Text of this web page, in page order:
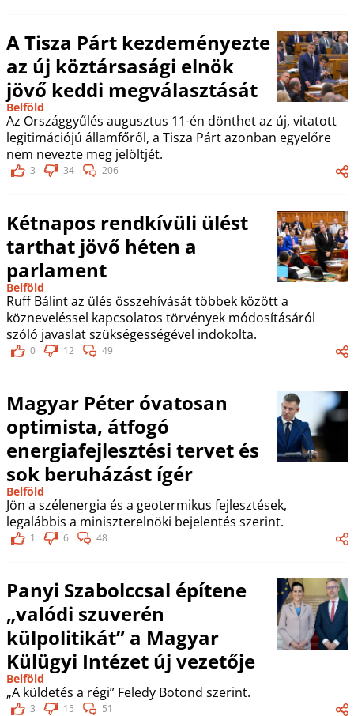
A Tisza Párt kezdeményezte
az új köztársasági elnök
jövő keddi megválasztását
Belföld
Az Országgyűlés augusztus 11-én dönthet az új, vitatott
legitimációjú államfőről, a Tisza Párt azonban egyelőre
nem nevezte meg jelöltjét.
3 34 206
Kétnapos rendkívüli ülést
tarthat jövő héten a
parlament
Belföld
Ruff Bálint az ülés összehívását többek között a
közneveléssel kapcsolatos törvények módosításáról
szóló javaslat szükségességével indokolta.
0 12 49
Magyar Péter óvatosan
optimista, átfogó
energiafejlesztési tervet és
sok beruházást ígér
Belföld
Jön a szélenergia és a geotermikus fejlesztések,
legalábbis a miniszterelnöki bejelentés szerint.
1 6 48
Panyi Szabolccsal építene
„valódi szuverén
külpolitikát” a Magyar
Külügyi Intézet új vezetője
Belföld
„A küldetés a régi” Feledy Botond szerint.
3 15 51